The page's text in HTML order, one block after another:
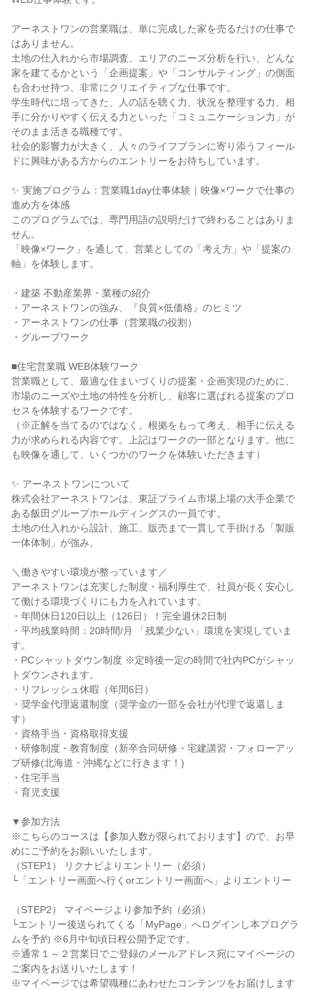
アーネストワンの営業職は、単に完成した家を売るだけの仕事で
はありません。
土地の仕入れから市場調査、エリアのニーズ分析を行い、どんな
家を建てるかという「企画提案」や「コンサルティング」の側面
も合わせ持つ、非常にクリエイティブな仕事です。
学生時代に培ってきた、人の話を聴く力、状況を整理する力、相
手に分かりやすく伝える力といった「コミュニケーション力」が
そのまま活きる職種です。
社会的影響力が大きく、人々のライフプランに寄り添うフィール
ドに興味がある方からのエントリーをお待ちしています。
✨ 実施プログラム：営業職1day仕事体験｜映像×ワークで仕事の
進め方を体感
このプログラムでは、専門用語の説明だけで終わることはありま
せん。
「映像×ワーク」を通して、営業としての「考え方」や「提案の
軸」を体験します。
・建築 不動産業界・業種の紹介
・アーネストワンの強み、『良質×低価格』のヒミツ
・アーネストワンの仕事（営業職の役割）
・グループワーク
■住宅営業職 WEB体験ワーク
営業職として、最適な住まいづくりの提案・企画実現のために、
市場のニーズや土地の特性を分析し、顧客に選ばれる提案のプロ
セスを体験するワークです。
（※正解を当てるのではなく、根拠をもって考え、相手に伝える
力が求められる内容です。上記はワークの一部となります。他に
も映像を通して、いくつかのワークを体験いただきます）
✨ アーネストワンについて
株式会社アーネストワンは、東証プライム市場上場の大手企業で
ある飯田グループホールディングスの一員です。
土地の仕入れから設計、施工、販売まで一貫して手掛ける「製販
一体体制」が強み。
＼働きやすい環境が整っています／
アーネストワンは充実した制度・福利厚生で、社員が長く安心し
て働ける環境づくりにも力を入れています。
・年間休日120日以上（126日）！完全週休2日制
・平均残業時間：20時間/月 「残業少ない」環境を実現していま
す。
・PCシャットダウン制度 ※定時後一定の時間で社内PCがシャッ
トダウンされます。
・リフレッシュ休暇（年間6日）
・奨学金代理返還制度（奨学金の一部を会社が代理で返還しま
す）
・資格手当・資格取得支援
・研修制度・教育制度（新卒合同研修・宅建講習・フォローアッ
プ研修(北海道・沖縄などに行きます！)
・住宅手当
・育児支援
▼参加方法
※こちらのコースは【参加人数が限られております】ので、お早
めにご予約をお願いいたします。
（STEP1） リクナビよりエントリー（必須）
└「エントリー画面へ行くorエントリー画面へ」よりエントリー
（STEP2） マイページより参加予約（必須）
└エントリー後送られてくる「MyPage」へログインし本プログラ
ムを予約 ※6月中旬頃日程公開予定です。
※通常１～２営業日でご登録のメールアドレス宛にマイページの
ご案内をお送りいたします！
※マイページでは希望職種にあわせたコンテンツをお届けします